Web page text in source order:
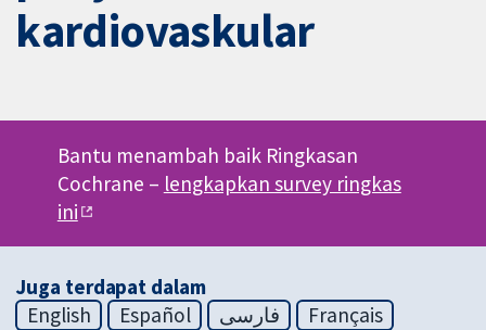
kardiovaskular
Bantu menambah baik Ringkasan
Cochrane – lengkapkan survey ringkas
ini
Juga terdapat dalam
English
Español فارسی
Français